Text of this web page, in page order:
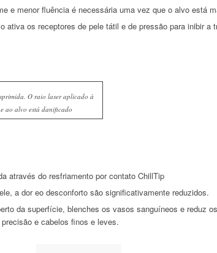
e menor fluência é necessária uma vez que o alvo está
ativa os receptores de pele tátil e de pressão para inibir a
O raio laser aplicado à
ao alvo está danificado
através do resfriamento por contato ChillTip
a dor eo desconforto são significativamente reduzidos.
da superfície, blenches os vasos sanguíneos e reduz
e cabelos finos e leves.